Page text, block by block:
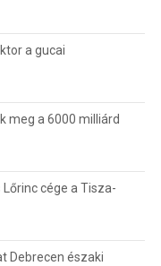
a gucai
meg a 6000 milliárd
cége a Tisza-
Debrecen északi